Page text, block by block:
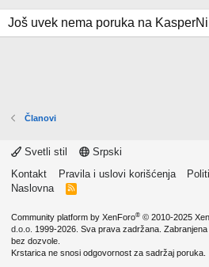
Još uvek nema poruka na
Članovi
Svetli stil
Srpski
Kontakt
Pravila i uslovi korišćenja
Naslovna
R
Community platform by XenForo® © 2010-2025
d.o.o. 1999-2026. Sva prava zadržana.
bez dozvole.
Krstarica ne snosi odgovornost za sadržaj poruka.